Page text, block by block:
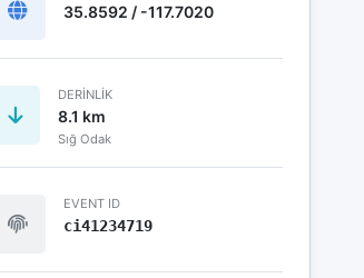
35.8592 / -117.7020
DERINLIK
8.1 km
Sığ Odak
EVENT ID
ci41234719